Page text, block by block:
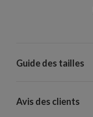
Guide des tailles
Avis des clients